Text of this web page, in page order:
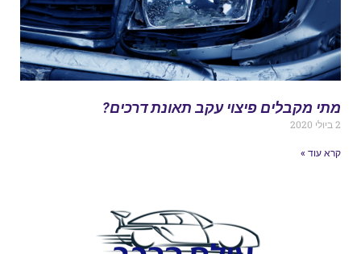
מקבלים פיצוי עקב תאונת דרכים?
עוד »